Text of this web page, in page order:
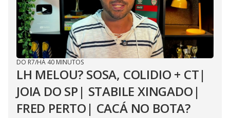
DO R7/HÁ 40 MINUTOS
LH MELOU? SOSA, COLIDIO + CT|
JOIA DO SP| STABILE XINGADO|
FRED PERTO| CACÁ NO BOTA?